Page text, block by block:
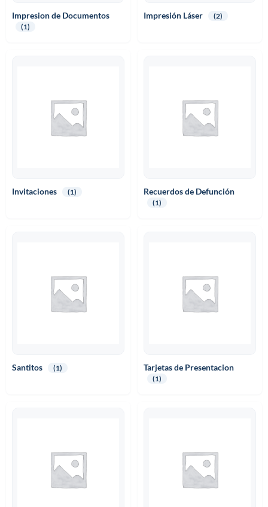
Impresion de Documentos
(1)
Impresión Láser (2)
Invitaciones (1) Recuerdos de Defunción
(1)
Santitos (1) Tarjetas de Presentacion
(1)